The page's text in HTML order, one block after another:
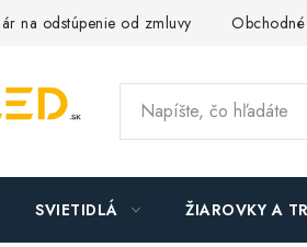
na odstúpenie od zmluvy
SVIETIDLÁ ŽIAROVKY A